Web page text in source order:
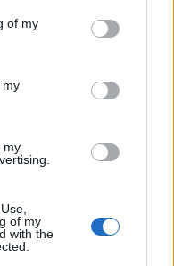
of my
my
my
of my
with the
ο
ούτε ο ίδιος ήταν
το διάλεξε
για τη
να μου πείτε, το